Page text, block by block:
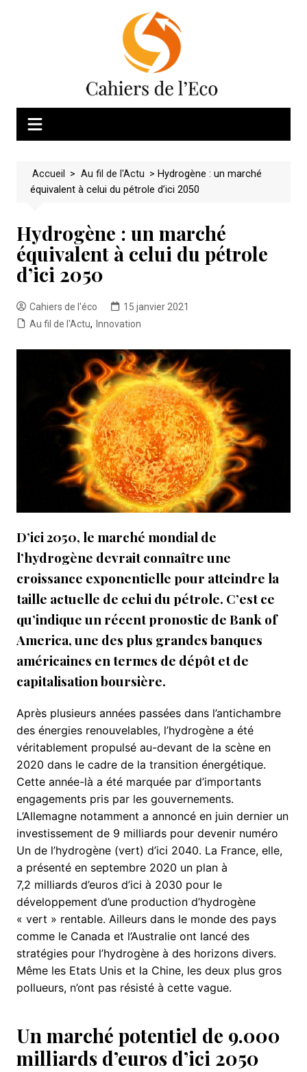
Accueil > Au fil de l'Actu > Hydrogène : un marché
équivalent à celui du pétrole d’ici 2050
Hydrogène : un marché
équivalent à celui du pétrole
d’ici 2050
Cahiers de l'éco
15 janvier 2021
Au fil de l'Actu, Innovation
D’ici 2050, le marché mondial de
l’hydrogène devrait connaître une
croissance exponentielle pour atteindre la
taille actuelle de celui du pétrole. C’est ce
qu’indique un récent pronostic de Bank of
America, une des plus grandes banques
américaines en termes de dépôt et de
capitalisation boursière.
Après plusieurs années passées dans l’antichambre
des énergies renouvelables, l’hydrogène a été
véritablement propulsé au-devant de la scène en
2020 dans le cadre de la transition énergétique.
Cette année-là a été marquée par d’importants
engagements pris par les gouvernements.
L’Allemagne notamment a annoncé en juin dernier un
investissement de 9 milliards pour devenir numéro
Un de l’hydrogène (vert) d’ici 2040. La France, elle,
a présenté en septembre 2020 un plan à
7,2 milliards d’euros d’ici à 2030 pour le
développement d’une production d’hydrogène
« vert » rentable. Ailleurs dans le monde des pays
comme le Canada et l’Australie ont lancé des
stratégies pour l’hydrogène à des horizons divers.
Même les Etats Unis et la Chine, les deux plus gros
pollueurs, n’ont pas résisté à cette vague.
Un marché potentiel de 9.000
milliards d’euros d’ici 2050